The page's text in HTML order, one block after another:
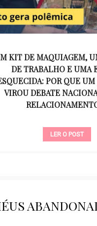
APÓS O
ENCONTRAR,
DE MYRON
MAIS ICÔNICO